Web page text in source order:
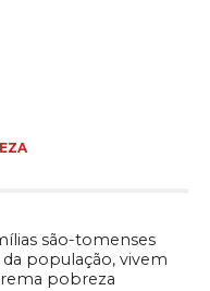
são-tomenses
da população, vivem
pobreza